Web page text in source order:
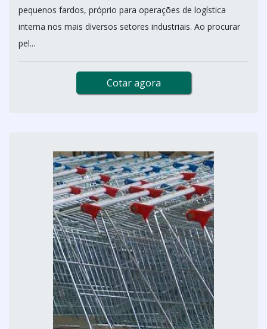
pequenos fardos, próprio para operações de logística
interna nos mais diversos setores industriais. Ao procurar
pel...
Cotar agora